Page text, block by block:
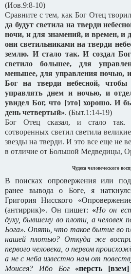
(Иов.9:8-10)
Сравните с тем, как Бог Отец
да будут светила на тверди
ночи, и для знамений, и времен, и
они светильниками на тверди
землю. И стало так. И создал
светило большее, для
меньшее, для управления ночью,
Бог на тверди небесной,
управлять днем и ночью, и
увидел Бог, что [это] хорошо. И
день четвертый». (Быт.1:14-19)
Бог Отец сказал, и стало так.
сотворенных светил светила
звезды на тверди. И это все еще не
в отличие от Большой Медведицы,
Чудеса человеческого
В поисках опровержения или
ранее вывода о Боге, я
Григория Нисского
(антиррик)». Он пишет: «Но он
духу, бывшему во плоти, а человек
Бога». Опять, что такое бытие во
нашей плотью? Откуда же
первого человека, о первом
а не с неба известно нам от
Моисея? Ибо Бог «персть